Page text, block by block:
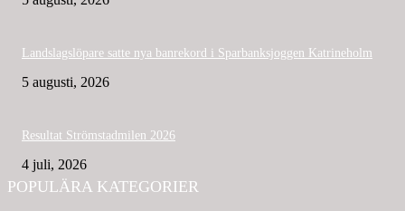
Landslagslöpare satte nya banrekord i Sparbanksjoggen Katrineholm
5 augusti, 2026
Resultat Strömstadmilen 2026
4 juli, 2026
POPULÄRA KATEGORIER